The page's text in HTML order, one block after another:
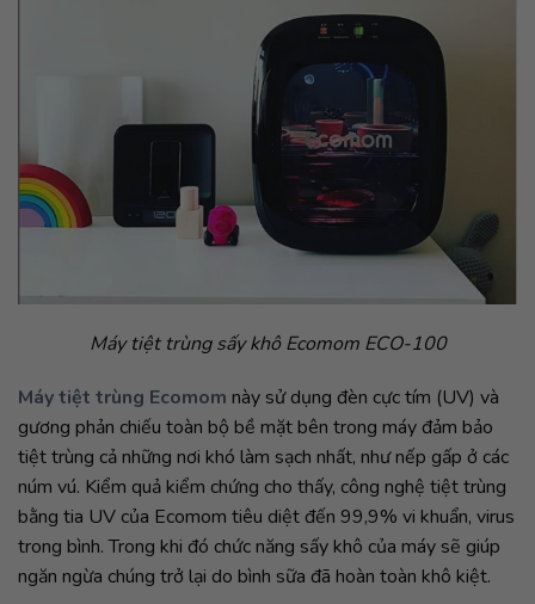
Máy tiệt trùng sấy khô Ecomom ECO-100
Máy tiệt trùng Ecomom này sử dụng đèn cực tím (UV) và
gương phản chiếu toàn bộ bề mặt bên trong máy đảm bảo
tiệt trùng cả những nơi khó làm sạch nhất, như nếp gấp ở các
núm vú. Kiểm quả kiểm chứng cho thấy, công nghệ tiệt trùng
bằng tia UV của Ecomom tiêu diệt đến 99,9% vi khuẩn, virus
trong bình. Trong khi đó chức năng sấy khô của máy sẽ giúp
ngăn ngừa chúng trở lại do bình sữa đã hoàn toàn khô kiệt.